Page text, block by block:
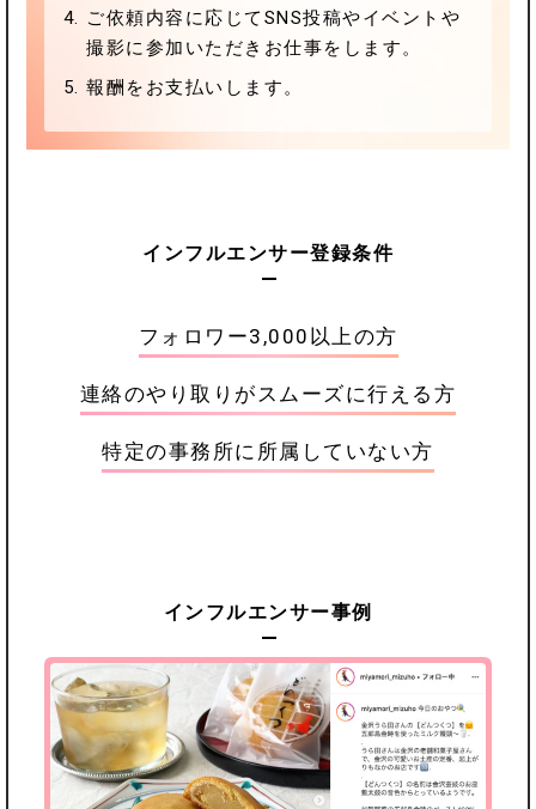
ご依頼内容に応じてSNS投稿やイベントや
撮影に参加いただきお仕事をします。
報酬をお⽀払いします。
インフルエンサー登録条件
フォロワー3,000以上の方
連絡のやり取りがスムーズに行える方
特定の事務所に所属していない方
インフルエンサー事例